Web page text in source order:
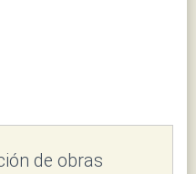
de obras